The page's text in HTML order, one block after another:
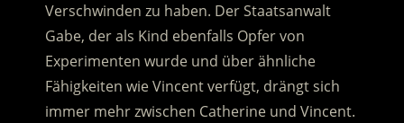
Verschwinden zu haben. Der Staatsanwalt
Gabe, der als Kind ebenfalls Opfer von
Experimenten wurde und über ähnliche
Fähigkeiten wie Vincent verfügt, drängt sich
immer mehr zwischen Catherine und Vincent.